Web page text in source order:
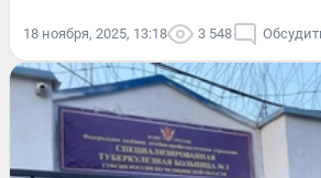
18 ноября, 2025, 13:18 3 548